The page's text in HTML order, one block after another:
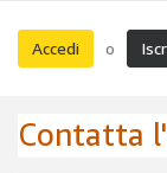
Accedi o
Contatta